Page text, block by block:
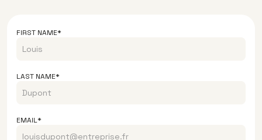
FIRST NAME*
LAST NAME*
EMAIL*